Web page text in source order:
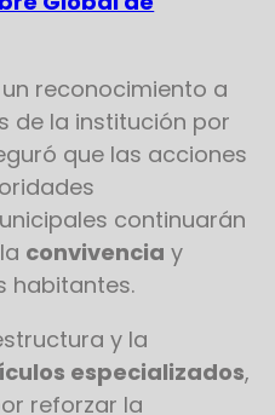
reconocimiento a
de la institución por
que las acciones
continuarán
convivencia y
habitantes.
y la
especializados,
reforzar la